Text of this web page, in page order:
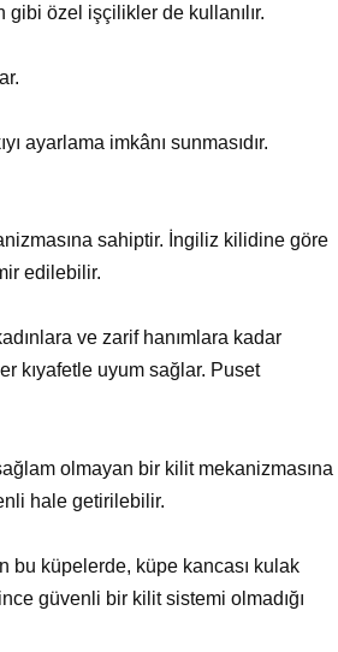
gibi özel işçilikler de kullanılır.
ayarlama imkânı sunmasıdır.
sahiptir. İngiliz kilidine göre
edilebilir.
ve zarif hanımlara kadar
kıyafetle uyum sağlar. Puset
olmayan bir kilit mekanizmasına
hale getirilebilir.
bu küpelerde, küpe kancası kulak
güvenli bir kilit sistemi olmadığı